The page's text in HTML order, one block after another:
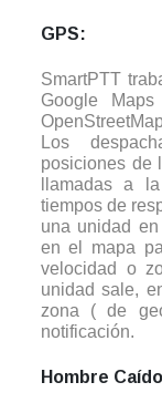
GPS:
SmartPTT
Google
Los
posiciones de
llamadas a
tiempos de
una unidad
en el mapa
velocidad o
unidad sale,
zona ( de
notificación.
Hombre